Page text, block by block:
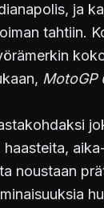
ja
tahtiin.
MotoGP
noustaan